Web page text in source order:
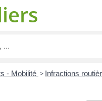
- Mobilité > Infractions